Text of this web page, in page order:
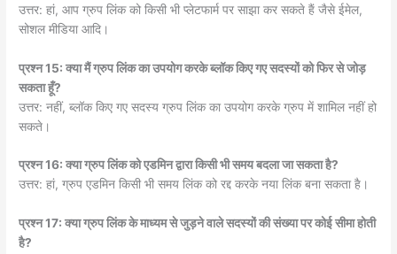
उत्तर: हां, आप ग्रुप लिंक को किसी भी प्लेटफार्म पर साझा कर सकते हैं जैसे ईमेल,
सोशल मीडिया आदि।
प्रश्न 15: क्या मैं ग्रुप लिंक का उपयोग करके ब्लॉक किए गए सदस्यों को फिर से जोड़
सकता हूँ?
उत्तर: नहीं, ब्लॉक किए गए सदस्य ग्रुप लिंक का उपयोग करके ग्रुप में शामिल नहीं हो
सकते।
प्रश्न 16: क्या ग्रुप लिंक को एडमिन द्वारा किसी भी समय बदला जा सकता है?
उत्तर: हां, ग्रुप एडमिन किसी भी समय लिंक को रद्द करके नया लिंक बना सकता है।
प्रश्न 17: क्या ग्रुप लिंक के माध्यम से जुड़ने वाले सदस्यों की संख्या पर कोई सीमा होती
है?